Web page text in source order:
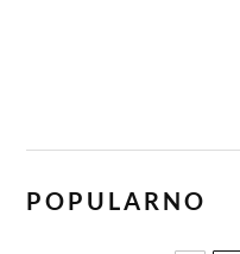
POPULARNO